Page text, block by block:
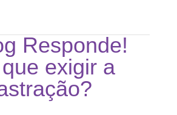
Responde!
exigir a